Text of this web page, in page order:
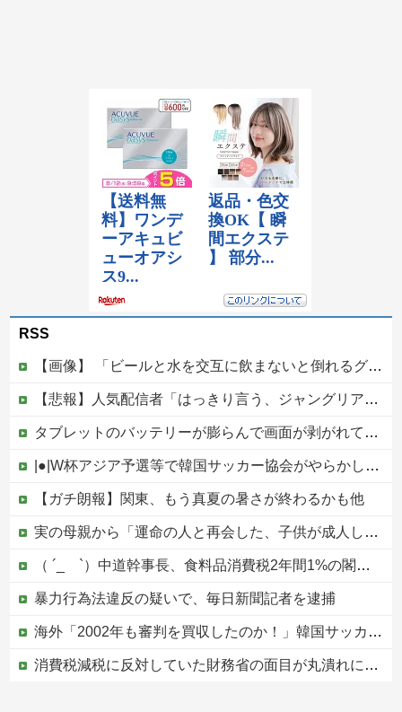
RSS
【画像】 「ビールと水を交互に飲まないと倒れるグラス」発売
【悲報】人気配信者「はっきり言う、ジャングリア沖縄ほんとーーーーーーーーにおもんない！！！！」→炎上
タブレットのバッテリーが膨らんで画面が剥がれてきたんやが
|●|W杯アジア予選等で韓国サッカー協会がやらかしまくりだと発覚、「いきなり共同開催になったしな」と日韓共催の件に言及する声も……
【ガチ朗報】関東、もう真夏の暑さが終わるかも他
実の母親から「運命の人と再会した、子供が成人したら離婚する」とか告白されてマジで引いたんだが！なんやかんや理由つけて子供4人も作っておいて未成年の子供に言う話かよ！
（ ´_ゝ`）中道幹事長、食料品消費税2年間1%の閣議決定を批判 → 記者「中道改革連合は食料品消費税ゼロを公約に掲げていたが？」→ 階猛氏「
暴力行為法違反の疑いで、毎日新聞記者を逮捕
海外「2002年も審判を買収したのか！」韓国サッカー協会による国際試合の審判買収が発覚し大騒ぎ！【海外の反応】
消費税減税に反対していた財務省の面目が丸潰れに、減税が決まった途端に市場が動き出したが……